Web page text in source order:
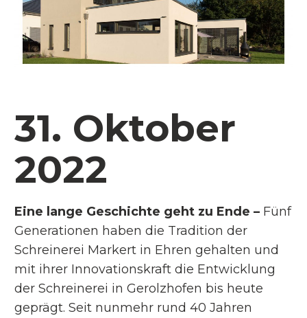
31. Oktober
2022
Eine lange Geschichte geht zu Ende – Fünf
Generationen haben die Tradition der
Schreinerei Markert in Ehren gehalten und
mit ihrer Innovationskraft die Entwicklung
der Schreinerei in Gerolzhofen bis heute
geprägt. Seit nunmehr rund 40 Jahren